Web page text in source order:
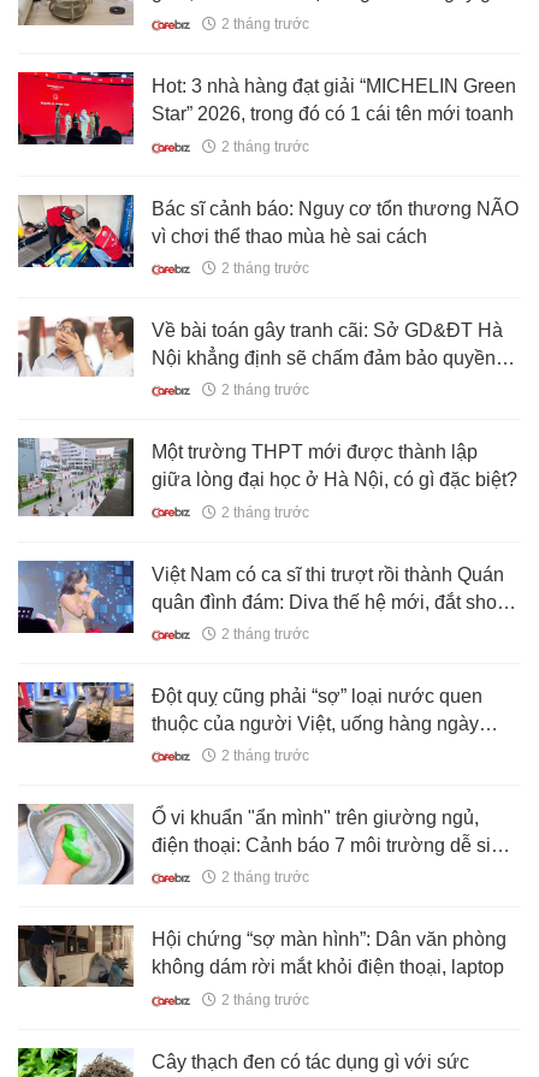
lòng Hà Nội2 tháng trước
Hot: 3 nhà hàng đạt giải “MICHELIN Green
Star” 2026, trong đó có 1 cái tên mới toanh
2 tháng trước
Bác sĩ cảnh báo: Nguy cơ tổn thương NÃO
vì chơi thể thao mùa hè sai cách
2 tháng trước
Về bài toán gây tranh cãi: Sở GD&ĐT Hà
Nội khẳng định sẽ chấm đảm bảo quyền
lợi học sinh2 tháng trước
Một trường THPT mới được thành lập
giữa lòng đại học ở Hà Nội, có gì đặc biệt?
2 tháng trước
Việt Nam có ca sĩ thi trượt rồi thành Quán
quân đình đám: Diva thế hệ mới, đắt show
bậc nhất thị trường
2 tháng trước
Đột quỵ cũng phải “sợ” loại nước quen
thuộc của người Việt, uống hàng ngày
thêm lợi đủ đường: Không phải trà xanh
2 tháng trước
Ổ vi khuẩn "ẩn mình" trên giường ngủ,
điện thoại: Cảnh báo 7 môi trường dễ sinh
sôi vi khuẩn trong nhà mà nhiều người
2 tháng trước
Hội chứng “sợ màn hình”: Dân văn phòng
không dám rời mắt khỏi điện thoại, laptop
2 tháng trước
Cây thạch đen có tác dụng gì với sức